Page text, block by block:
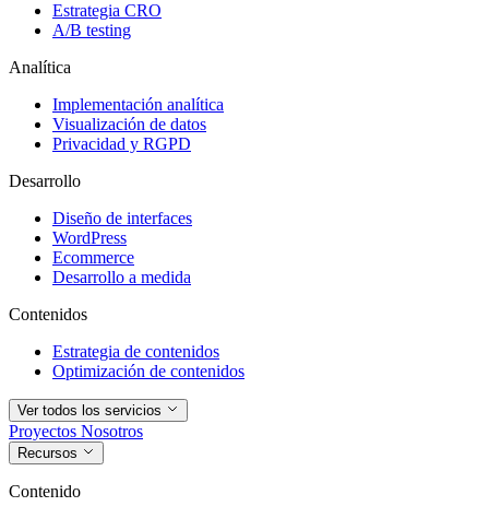
Estrategia CRO
A/B testing
Analítica
Implementación analítica
Visualización de datos
Privacidad y RGPD
Desarrollo
Diseño de interfaces
WordPress
Ecommerce
Desarrollo a medida
Contenidos
Estrategia de contenidos
Optimización de contenidos
Ver todos los servicios
Proyectos Nosotros
Recursos
Contenido